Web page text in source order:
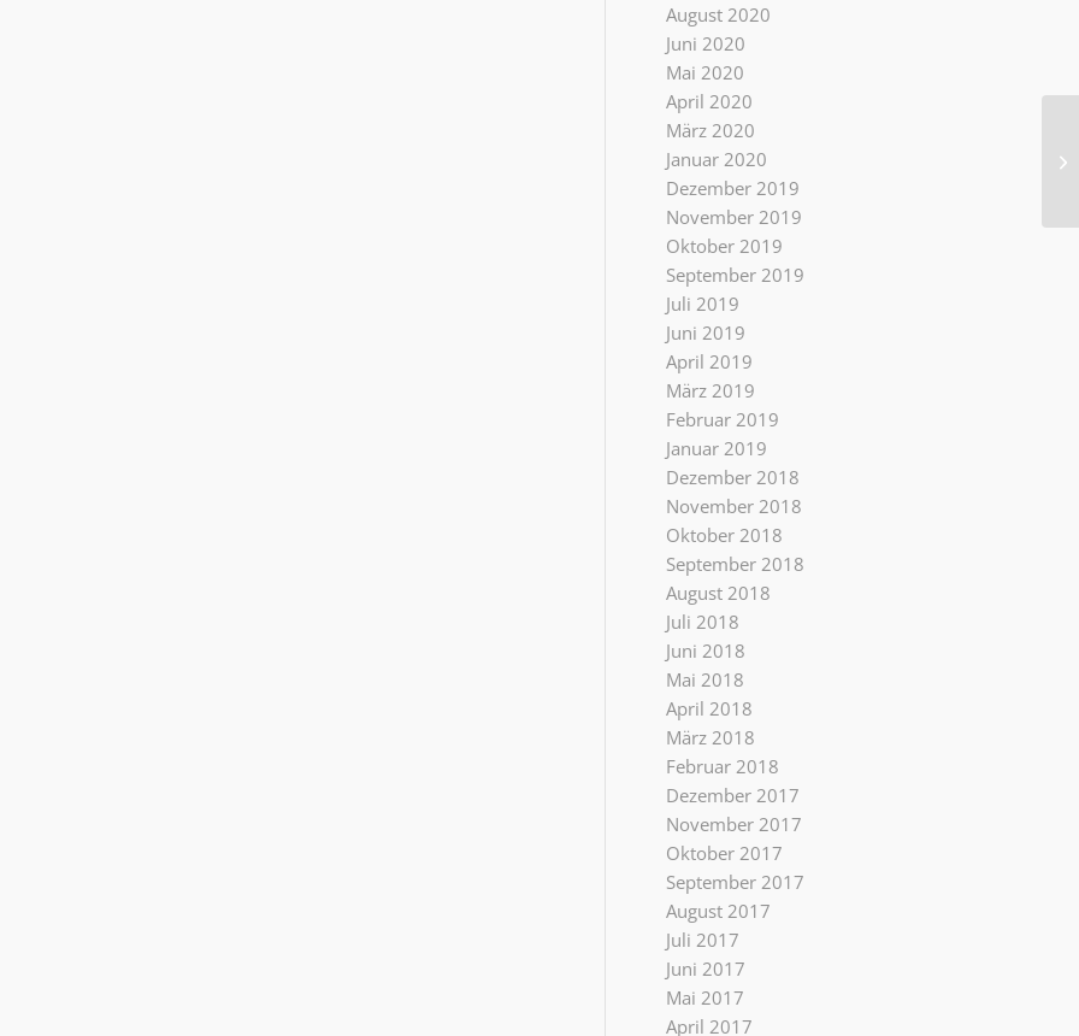
August 2020
Juni 2020
Mai 2020
April 2020
März 2020
Januar 2020
Dezember 2019
November 2019
Oktober 2019
September 2019
Juli 2019
Juni 2019
April 2019
März 2019
Februar 2019
Januar 2019
Dezember 2018
November 2018
Oktober 2018
September 2018
August 2018
Juli 2018
Juni 2018
Mai 2018
April 2018
März 2018
Februar 2018
Dezember 2017
November 2017
Oktober 2017
September 2017
August 2017
Juli 2017
Juni 2017
Mai 2017
April 2017